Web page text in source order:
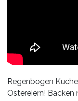
Regenbogen
Ostereiern! Backen